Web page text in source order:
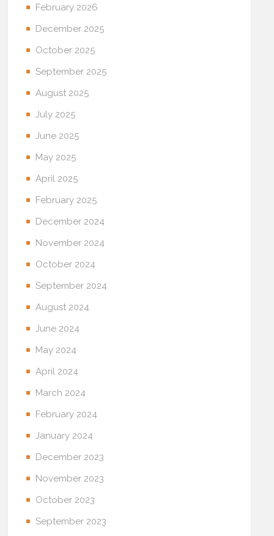
February 2026
December 2025
October 2025
September 2025
August 2025
July 2025
June 2025
May 2025
April 2025
February 2025
December 2024
November 2024
October 2024
September 2024
August 2024
June 2024
May 2024
April 2024
March 2024
February 2024
January 2024
December 2023
November 2023
October 2023
September 2023